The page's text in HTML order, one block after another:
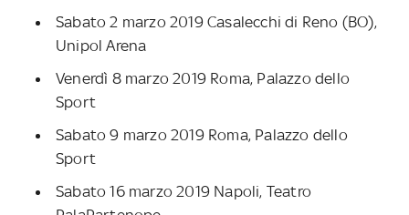
Sabato 2 marzo 2019 Casalecchi di Reno (BO),
Unipol Arena
Venerdì 8 marzo 2019 Roma, Palazzo dello
Sport
Sabato 9 marzo 2019 Roma, Palazzo dello
Sport
Sabato 16 marzo 2019 Napoli, Teatro